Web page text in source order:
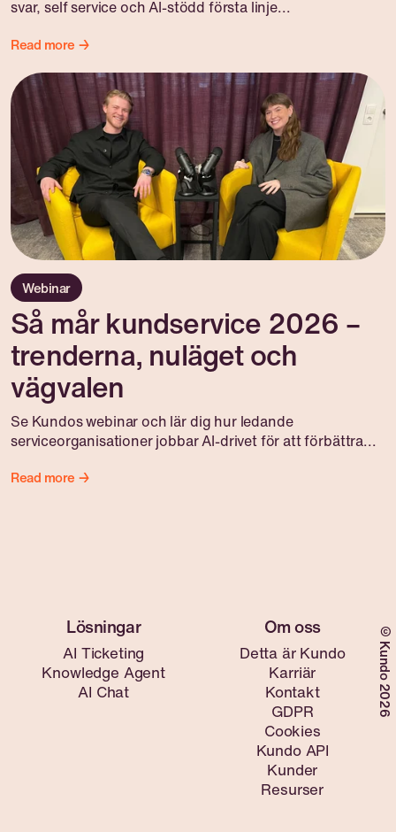
svar, self service och AI-stödd första linje...
Read more →
Webinar
Så mår kundservice 2026 –
trenderna, nuläget och
vägvalen
Se Kundos webinar och lär dig hur ledande
serviceorganisationer jobbar AI-drivet för att förbättra...
Read more →
©Kundo 2026
AI Ticketing
Knowledge Agent
AI Chat
Detta är Kundo
Karriär
Kontakt
GDPR
Cookies
Kundo API
Kunder
Resurser